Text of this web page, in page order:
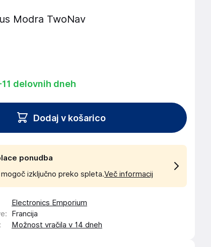
Modra TwoNav
delovnih dneh
Dodaj v košarico
ponudba
izključno preko spleta.Več informacij
Electronics Emporium
:
Francija
: Možnost vračila v 14 dneh